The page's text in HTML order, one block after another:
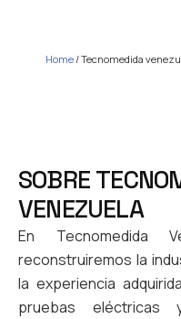
Home/Tecnomedida
SOBRE TECNO
VENEZUELA
En Tecnomedida
reconstruiremos la
la experiencia
pruebas eléctricas